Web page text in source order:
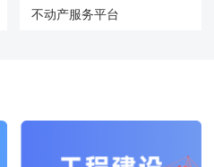
不动产服务平台